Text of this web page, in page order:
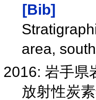
[Bib]
area,
2016: 岩手県
放射性炭